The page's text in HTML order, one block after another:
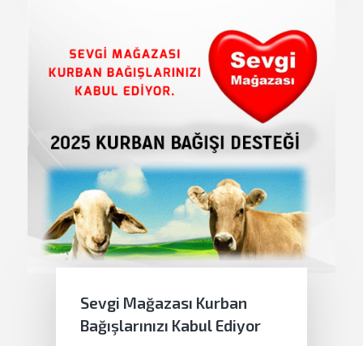
Sevgi Mağazası Kurban
Bağışlarınızı Kabul Ediyor